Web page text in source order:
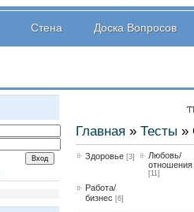
Стена Доска Вопросов
Главная » Тесты »
Здоровье [3]
Любовь/
отношения
[11]
Работа/
бизнес [6]